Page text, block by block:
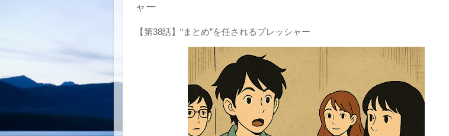
ャー
【第38話】“まとめ”を任されるプレッシャー